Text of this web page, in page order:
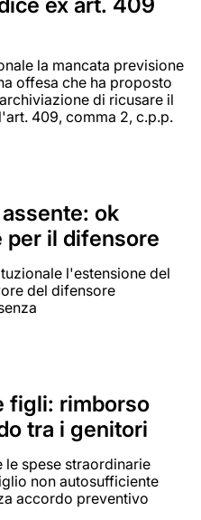
la mancata previsione
offesa che ha proposto
di ricusare il
409, comma 2, c.p.p.
ok
per il difensore
l'estensione del
del difensore
figli: rimborso
tra i genitori
le spese straordinarie
non autosufficiente
accordo preventivo